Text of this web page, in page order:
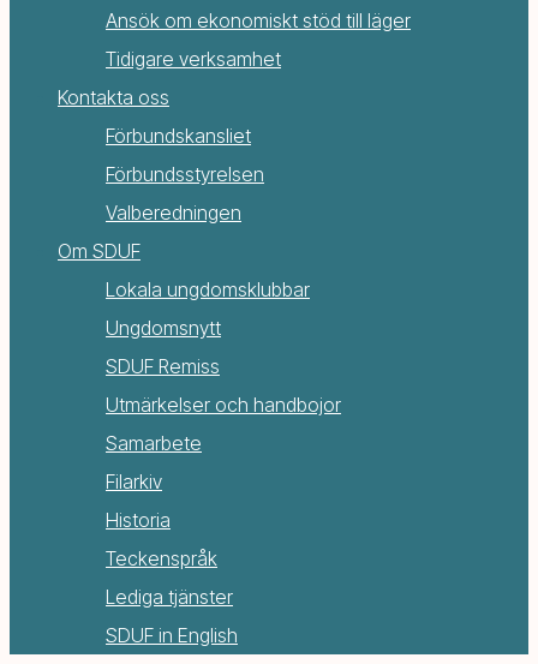
Ansök om ekonomiskt stöd till läger
Tidigare verksamhet
Kontakta oss
Förbundskansliet
Förbundsstyrelsen
Valberedningen
Om SDUF
Lokala ungdomsklubbar
Ungdomsnytt
SDUF Remiss
Utmärkelser och handbojor
Samarbete
Filarkiv
Historia
Teckenspråk
Lediga tjänster
SDUF in English